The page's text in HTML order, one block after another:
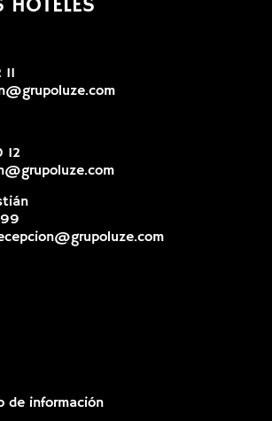
12
de información